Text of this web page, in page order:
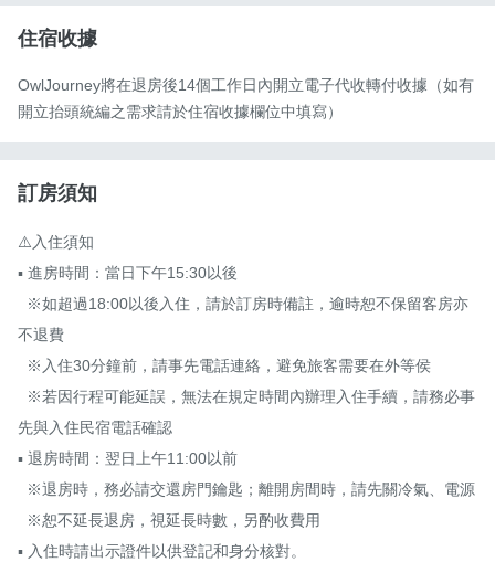
住宿收據
OwlJourney將在退房後14個工作日內開立電子代收轉付收據（如有
開立抬頭統編之需求請於住宿收據欄位中填寫）
訂房須知
⚠️入住須知
▪ 進房時間：當日下午15:30以後
不退費
先與入住民宿電話確認
▪ 退房時間：翌日上午11:00以前
▪ 入住時請出示證件以供登記和身分核對。